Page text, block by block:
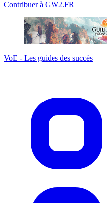
Contribuer à GW2.FR
VoE - Les guides des succès